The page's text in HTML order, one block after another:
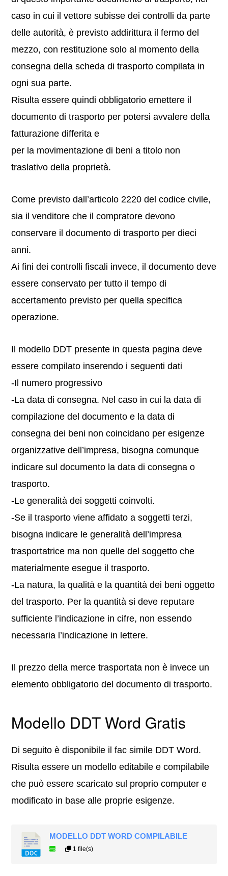
caso in cui il vettore subisse dei controlli da parte
delle autorità, è previsto addirittura il fermo del
mezzo, con restituzione solo al momento della
consegna della scheda di trasporto compilata in
ogni sua parte.
Risulta essere quindi obbligatorio emettere il
documento di trasporto per potersi avvalere della
fatturazione differita e
per la movimentazione di beni a titolo non
traslativo della proprietà.
Come previsto dall’articolo 2220 del codice civile,
sia il venditore che il compratore devono
conservare il documento di trasporto per dieci
anni.
Ai fini dei controlli fiscali invece, il documento deve
essere conservato per tutto il tempo di
accertamento previsto per quella specifica
operazione.
Il modello DDT presente in questa pagina deve
essere compilato inserendo i seguenti dati
-Il numero progressivo
-La data di consegna. Nel caso in cui la data di
compilazione del documento e la data di
consegna dei beni non coincidano per esigenze
organizzative dell’impresa, bisogna comunque
indicare sul documento la data di consegna o
trasporto.
-Le generalità dei soggetti coinvolti.
-Se il trasporto viene affidato a soggetti terzi,
bisogna indicare le generalità dell’impresa
trasportatrice ma non quelle del soggetto che
materialmente esegue il trasporto.
-La natura, la qualità e la quantità dei beni oggetto
del trasporto. Per la quantità si deve reputare
sufficiente l’indicazione in cifre, non essendo
necessaria l’indicazione in lettere.
Il prezzo della merce trasportata non è invece un
elemento obbligatorio del documento di trasporto.
Modello DDT Word Gratis
Di seguito è disponibile il fac simile DDT Word.
Risulta essere un modello editabile e compilabile
che può essere scaricato sul proprio computer e
modificato in base alle proprie esigenze.
MODELLO DDT WORD COMPILABILE
1 file(s)